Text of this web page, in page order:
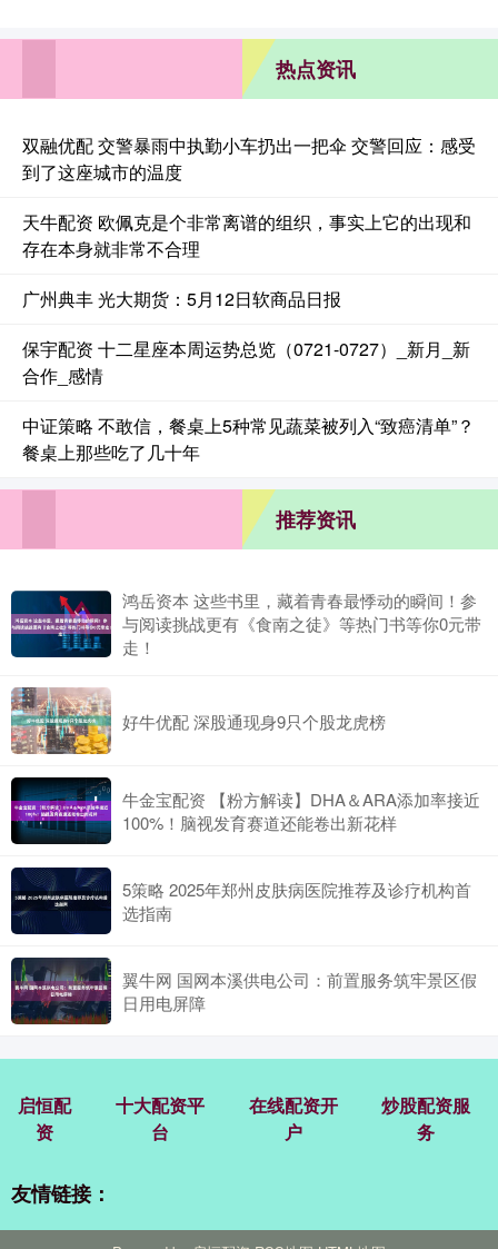
热点资讯
双融优配 交警暴雨中执勤小车扔出一把伞 交警回应：感受
到了这座城市的温度
天牛配资 欧佩克是个非常离谱的组织，事实上它的出现和
存在本身就非常不合理
广州典丰 光大期货：5月12日软商品日报
保宇配资 十二星座本周运势总览（0721-0727）_新月_新
合作_感情
中证策略 不敢信，餐桌上5种常见蔬菜被列入“致癌清单”？
餐桌上那些吃了几十年
推荐资讯
鸿岳资本 这些书里，藏着青春最悸动的瞬间！参
与阅读挑战更有《食南之徒》等热门书等你0元带
走！
好牛优配 深股通现身9只个股龙虎榜
牛金宝配资 【粉方解读】DHA＆ARA添加率接近
100%！脑视发育赛道还能卷出新花样
5策略 2025年郑州皮肤病医院推荐及诊疗机构首
选指南
翼牛网 国网本溪供电公司：前置服务筑牢景区假
日用电屏障
启恒配
资
十大配资平
台
在线配资开
户
炒股配资服
务
友情链接：